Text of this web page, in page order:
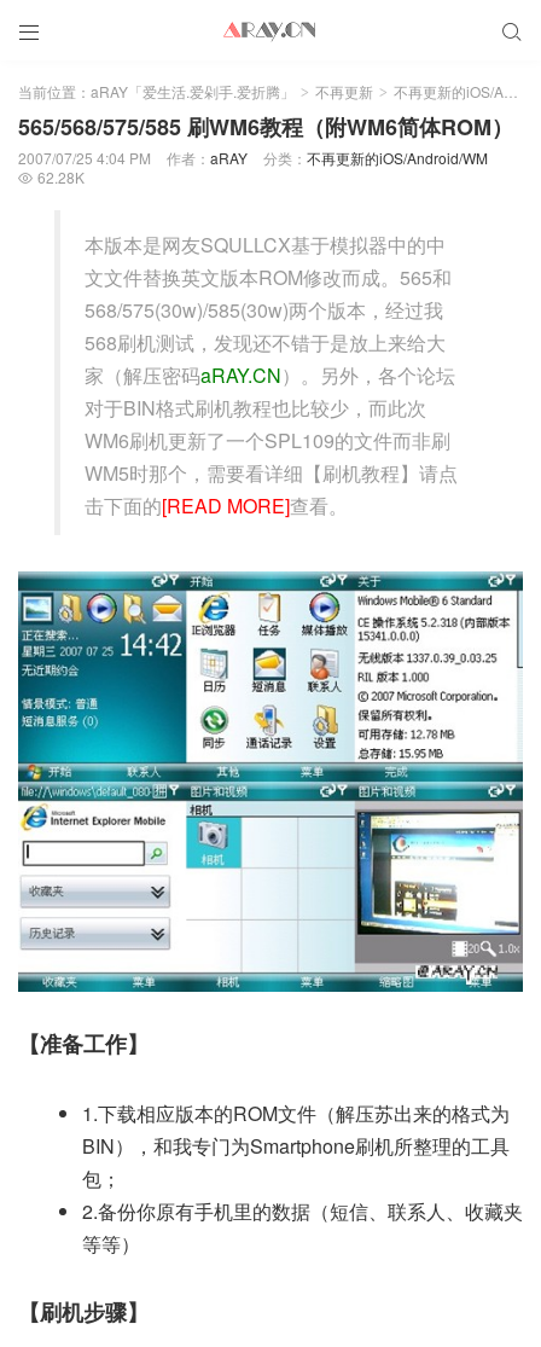
 
当前位置： aRAY「爱生活.爱剁手.爱折腾」 > 不再更新 > 不再更新的iOS/Android/WM
565/568/575/585 刷WM6教程（附WM6简体ROM）
2007/07/25 4:04 PM 作者： aRAY 分类： 不再更新的iOS/Android/WM
 62.28K
本版本是网友SQULLCX基于模拟器中的中
文文件替换英文版本ROM修改而成。565和
568/575(30w)/585(30w)两个版本，经过我
568刷机测试，发现还不错于是放上来给大
家（解压密码aRAY.CN）。另外，各个论坛
对于BIN格式刷机教程也比较少，而此次
WM6刷机更新了一个SPL109的文件而非刷
WM5时那个，需要看详细【刷机教程】请点
击下面的[READ MORE]查看。
【准备工作】
1.下载相应版本的ROM文件（解压苏出来的格式为
BIN），和我专门为Smartphone刷机所整理的工具
包；
2.备份你原有手机里的数据（短信、联系人、收藏夹
等等）
【刷机步骤】